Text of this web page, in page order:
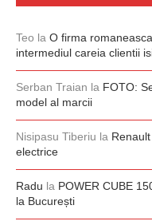
Teo la O firma
intermediul careia clientii
Serban Traian la FOTO:
model al marcii
Nisipasu Tiberiu la
electrice
Radu la POWER CUBE
la București